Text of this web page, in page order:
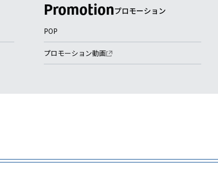
プロモーション
POP
プロモーション動画